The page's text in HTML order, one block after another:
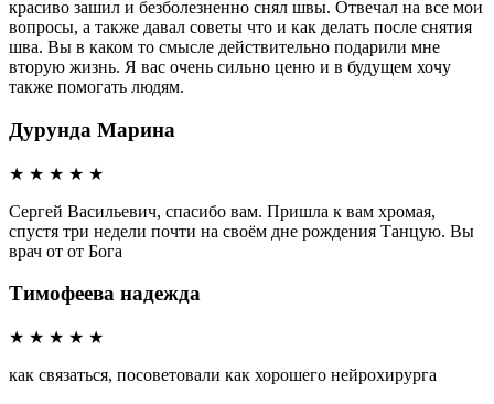
красиво зашил и безболезненно снял швы. Отвечал на все мои
вопросы, а также давал советы что и как делать после снятия
шва. Вы в каком то смысле действительно подарили мне
вторую жизнь. Я вас очень сильно ценю и в будущем хочу
также помогать людям.
Дурунда Марина
★ ★ ★ ★ ★
Сергей Васильевич, спасибо вам. Пришла к вам хромая,
спустя три недели почти на своём дне рождения Танцую. Вы
врач от от Бога
Тимофеева надежда
★ ★ ★ ★ ★
как связаться, посоветовали как хорошего нейрохирурга